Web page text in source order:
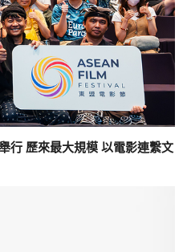
行 歷來最大規模 以電影連繫文